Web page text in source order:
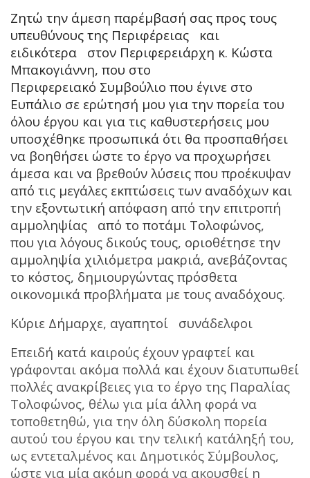
Ζητώ την άμεση παρέμβασή σας προς τους
υπευθύνους της Περιφέρειας και
ειδικότερα στον Περιφερειάρχη κ. Κώστα
Μπακογιάννη, που στο
Περιφερειακό Συμβούλιο που έγινε στο
Ευπάλιο σε ερώτησή μου για την πορεία του
όλου έργου και για τις καθυστερήσεις μου
υποσχέθηκε προσωπικά ότι θα προσπαθήσει
να βοηθήσει ώστε το έργο να προχωρήσει
άμεσα και να βρεθούν λύσεις που προέκυψαν
από τις μεγάλες εκπτώσεις των αναδόχων και
την εξοντωτική απόφαση από την επιτροπή
αμμοληψίας από το ποτάμι Τολοφώνος,
που για λόγους δικούς τους, οριοθέτησε την
αμμοληψία χιλιόμετρα μακριά, ανεβάζοντας
το κόστος, δημιουργώντας πρόσθετα
οικονομικά προβλήματα με τους αναδόχους.
Κύριε Δήμαρχε, αγαπητοί συνάδελφοι
Επειδή κατά καιρούς έχουν γραφτεί και
γράφονται ακόμα πολλά και έχουν διατυπωθεί
πολλές ανακρίβειες για το έργο της Παραλίας
Τολοφώνος, θέλω για μία άλλη φορά να
τοποθετηθώ, για την όλη δύσκολη πορεία
αυτού του έργου και την τελική κατάληξή του,
ως εντεταλμένος και Δημοτικός Σύμβουλος,
ώστε για μία ακόμη φορά να ακουσθεί η